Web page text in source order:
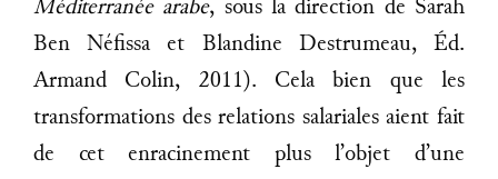
Méditerranée arabe, sous la direction de Sarah
Ben Néfissa et Blandine Destrumeau, Éd.
Armand Colin, 2011). Cela bien que les
transformations des relations salariales aient fait
de cet enracinement plus l’objet d’une